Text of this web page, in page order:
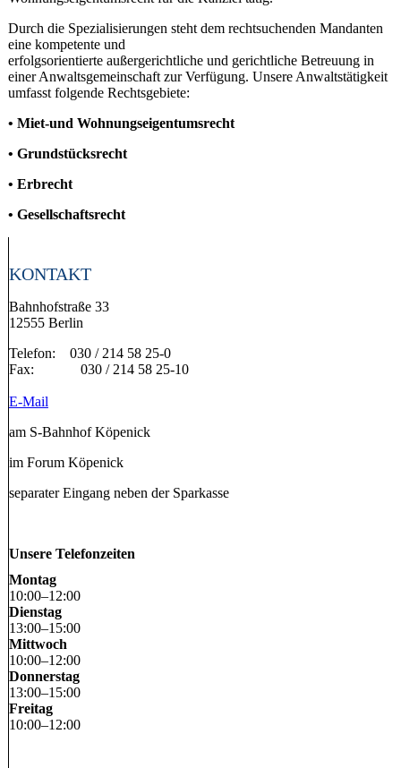
Durch die Spezialisierungen steht dem rechtsuchenden Mandanten
eine kompetente und
erfolgsorientierte außergerichtliche und gerichtliche Betreuung in
einer Anwaltsgemeinschaft zur Verfügung. Unsere Anwaltstätigkeit
umfasst folgende Rechtsgebiete:
• Miet-und Wohnungseigentumsrecht
• Grundstücksrecht
• Erbrecht
• Gesellschaftsrecht
KONTAKT
Bahnhofstraße 33
12555 Berlin
Telefon: 030 / 214 58 25-0
Fax: 030 / 214 58 25-10
E-Mail
am S-Bahnhof Köpenick
im Forum Köpenick
separater Eingang neben der Sparkasse
Unsere Telefonzeiten
Montag
10:00–12:00
Dienstag
13:00–15:00
Mittwoch
10:00–12:00
Donnerstag
13:00–15:00
Freitag
10:00–12:00